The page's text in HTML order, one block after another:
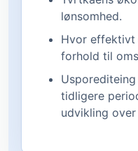
lønsomhed.
Hvor effektivt
forhold til
tidligere
udvikling